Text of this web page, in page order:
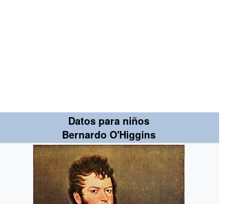
Datos para niños
Bernardo O'Higgins